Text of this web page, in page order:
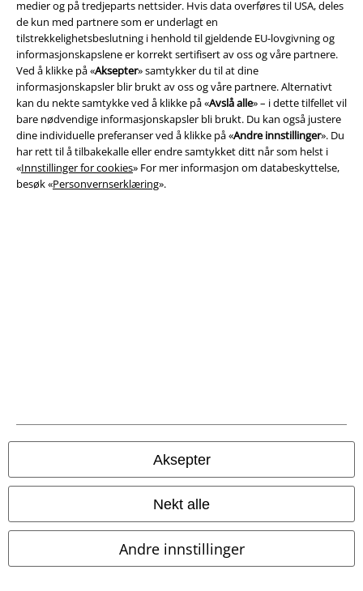
medier og på tredjeparts nettsider. Hvis data overføres til USA, deles
de kun med partnere som er underlagt en
tilstrekkelighetsbeslutning i henhold til gjeldende EU-lovgivning og
informasjonskapslene er korrekt sertifisert av oss og våre partnere.
Ved å klikke på «Aksepter» samtykker du til at dine
informasjonskapsler blir brukt av oss og våre partnere. Alternativt
kan du nekte samtykke ved å klikke på «Avslå alle» – i dette tilfellet vil
bare nødvendige informasjonskapsler bli brukt. Du kan også justere
dine individuelle preferanser ved å klikke på «Andre innstillinger». Du
har rett til å tilbakekalle eller endre samtykket ditt når som helst i
«Innstillinger for cookies» For mer informasjon om databeskyttelse,
besøk «Personvernserklæring».
Aksepter
Nekt alle
Andre innstillinger
Betalingsmåter
Frakt